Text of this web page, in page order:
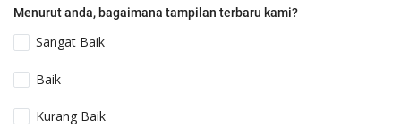
Menurut anda, bagaimana tampilan terbaru kami?
Sangat Baik
Baik
Kurang Baik